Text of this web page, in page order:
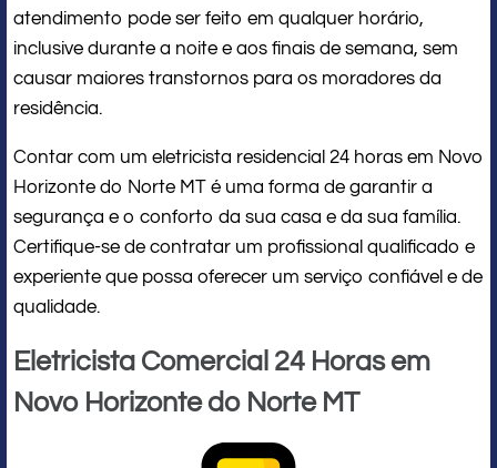
atendimento pode ser feito em qualquer horário,
inclusive durante a noite e aos finais de semana, sem
causar maiores transtornos para os moradores da
residência.
Contar com um eletricista residencial 24 horas em Novo
Horizonte do Norte MT é uma forma de garantir a
segurança e o conforto da sua casa e da sua família.
Certifique-se de contratar um profissional qualificado e
experiente que possa oferecer um serviço confiável e de
qualidade.
Eletricista Comercial 24 Horas em
Novo Horizonte do Norte MT